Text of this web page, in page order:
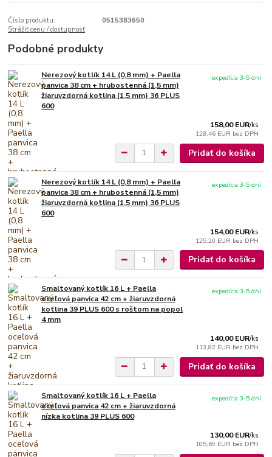
Číslo produktu:
0515383650
Strážiť cenu / dostupnosť
Podobné produkty
Nerezový kotlík 14 L (0,8 mm) + Paella
panvica 38 cm + hrubostenná (1,5 mm)
žiaruvzdorná kotlina (1,5 mm) 36 PLUS
600
158,00 EUR/ks
128,46 EUR bez DPH
expedícia 3-5 dní
Pridať do košíka
Nerezový kotlík 14 L (0,8 mm) + Paella
panvica 38 cm + hrubostenná (1,5 mm)
žiaruvzdorná kotlina (1,5 mm) 36 PLUS
600
154,00 EUR/ks
125,20 EUR bez DPH
expedícia 3-5 dní
Pridať do košíka
Smaltovaný kotlík 16 L + Paella
oceľová panvica 42 cm + žiaruvzdorná
kotlina 39 PLUS 600 s roštom na popol
4 mm
140,00 EUR/ks
113,82 EUR bez DPH
expedícia 3-5 dní
Pridať do košíka
Smaltovaný kotlík 16 L + Paella
oceľová panvica 42 cm + žiaruvzdorná
nízka kotlina 39 PLUS 600
130,00 EUR/ks
105,69 EUR bez DPH
expedícia 3-5 dní